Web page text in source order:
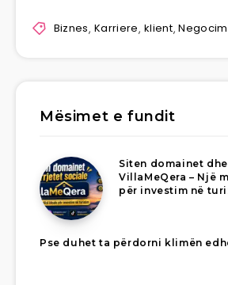
Biznes,Karriere,klient,
Mësimet e fundit
Siten domainet
VillaMeQera – Një
për investim në
Pse duhet ta përdorni klimën